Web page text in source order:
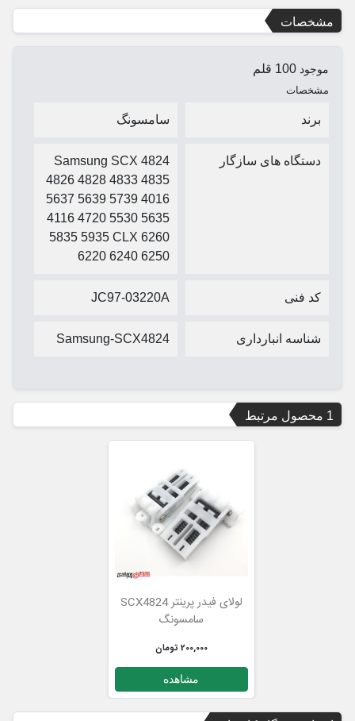
مشخصات
موجود 100 قلم
مشخصات
برند سامسونگ
دستگاه های سازگار
Samsung SCX 4824
4826 4828 4833 4835
5637 5639 5739 4016
4116 4720 5530 5635
5835 5935 CLX 6260
6220 6240 6250
کد فنی JC97-03220A
شناسه انبارداری Samsung-SCX4824
1 محصول مرتبط
لولای فیدر پرینتر SCX4824
سامسونگ
200,000 تومان
مشاهده